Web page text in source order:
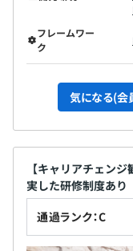
フレームワー
ク
気になる(会
【キャリアチェン
実した研修制度あり
通過ランク：C